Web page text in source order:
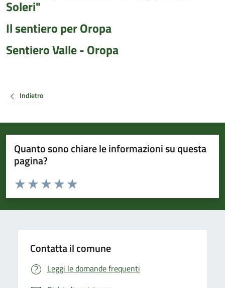
Soleri"
Il sentiero per Oropa
Sentiero Valle - Oropa
Indietro
Quanto sono chiare le informazioni su questa
pagina?
Valuta da 1 a 5 stelle la pagina
Valuta 5 stelle su 5
Valuta 4 stelle su 5
Valuta 3 stelle su 5
Valuta 2 stelle su 5
Valuta 1 stelle su 5
Contatta il comune
Leggi le domande frequenti